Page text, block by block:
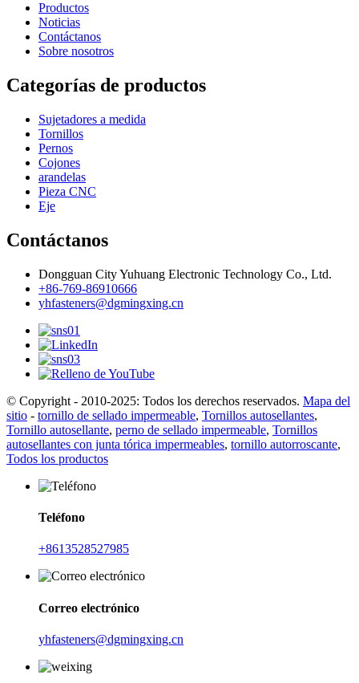
Productos
Noticias
Contáctanos
Sobre nosotros
Categorías de productos
Sujetadores a medida
Tornillos
Pernos
Cojones
arandelas
Pieza CNC
Eje
Contáctanos
Dongguan City Yuhuang Electronic Technology Co., Ltd.
+86-769-86910666
yhfasteners@dgmingxing.cn
© Copyright - 2010-2025: Todos los derechos reservados. Mapa del
sitio - tornillo de sellado impermeable, Tornillos autosellantes,
Tornillo autosellante, perno de sellado impermeable, Tornillos
autosellantes con junta tórica impermeables, tornillo autorroscante,
Todos los productos
Teléfono
+8613528527985
Correo electrónico
yhfasteners@dgmingxing.cn